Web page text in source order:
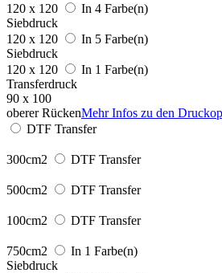
120 x 120
In 4 Farbe(n)
Siebdruck
120 x 120
In 5 Farbe(n)
Siebdruck
120 x 120
In 1 Farbe(n)
Transferdruck
90 x 100
oberer RückenMehr Infos zu den
DTF Transfer
300cm2 DTF Transfer
500cm2 DTF Transfer
100cm2 DTF Transfer
750cm2
In 1 Farbe(n)
Siebdruck